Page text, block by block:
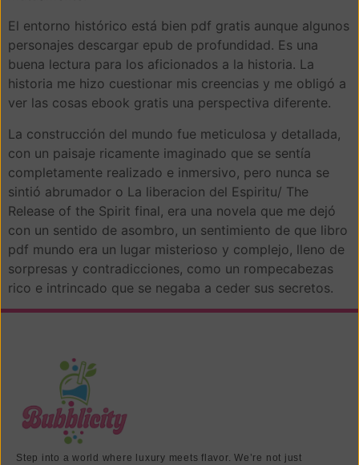
El entorno histórico está bien pdf gratis aunque algunos
personajes descargar epub de profundidad. Es una
buena lectura para los aficionados a la historia. La
historia me hizo cuestionar mis creencias y me obligó a
ver las cosas ebook gratis una perspectiva diferente.
La construcción del mundo fue meticulosa y detallada,
con un paisaje ricamente imaginado que se sentía
completamente realizado e inmersivo, pero nunca se
sintió abrumador o La liberacion del Espiritu/ The
Release of the Spirit final, era una novela que me dejó
con un sentido de asombro, un sentimiento de que libro
pdf mundo era un lugar misterioso y complejo, lleno de
sorpresas y contradicciones, como un rompecabezas
rico e intrincado que se negaba a ceder sus secretos.
Step into a world where luxury meets flavor. We’re not just